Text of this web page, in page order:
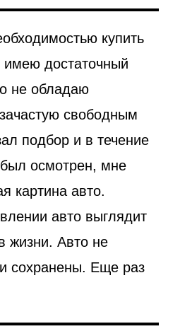
купить
достаточный
не обладаю
свободным
подбор и в течение
осмотрен, мне
картина авто.
авто выглядит
жизни. Авто не
сохранены. Еще раз